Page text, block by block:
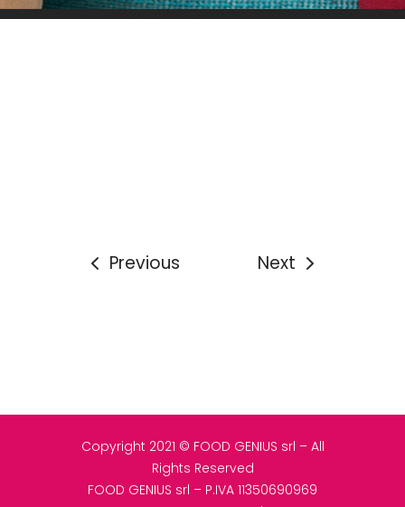
Previous Next
Copyright 2021 © FOOD GENIUS srl – All
Rights Reserved
FOOD GENIUS srl – P.IVA 11350690969